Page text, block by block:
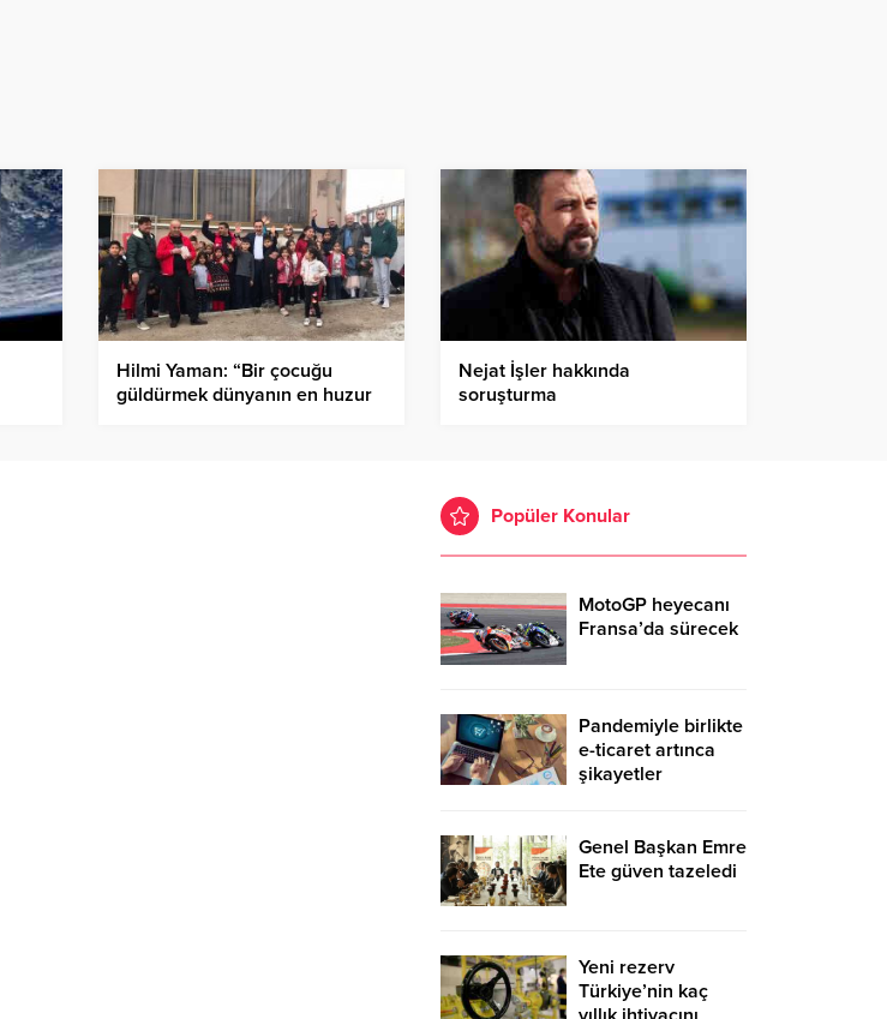
Hilmi Yaman: “Bir çocuğu
güldürmek dünyanın en huzur
Nejat İşler hakkında
soruşturma
Popüler Konular
MotoGP heyecanı
Fransa’da sürecek
Pandemiyle birlikte
e-ticaret artınca
şikayetler
Genel Başkan Emre
Ete güven tazeledi
Yeni rezerv
Türkiye’nin kaç